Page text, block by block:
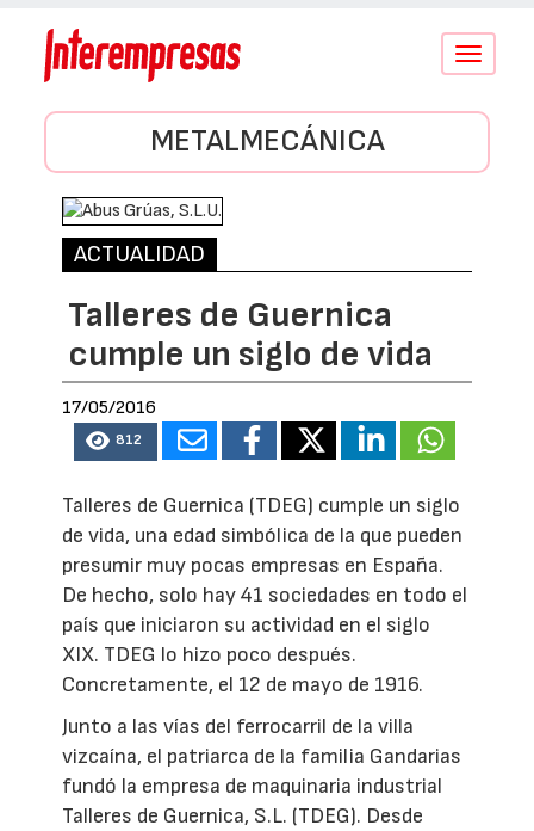
Conmutar
METALMECÁNICA
ACTUALIDAD
Talleres de Guernica
cumple un siglo de vida
17/05/2016
812
Talleres de Guernica (TDEG) cumple un siglo
de vida, una edad simbólica de la que pueden
presumir muy pocas empresas en España.
De hecho, solo hay 41 sociedades en todo el
país que iniciaron su actividad en el siglo
XIX. TDEG lo hizo poco después.
Concretamente, el 12 de mayo de 1916.
Junto a las vías del ferrocarril de la villa
vizcaína, el patriarca de la familia Gandarias
fundó la empresa de maquinaria industrial
Talleres de Guernica, S.L. (TDEG). Desde